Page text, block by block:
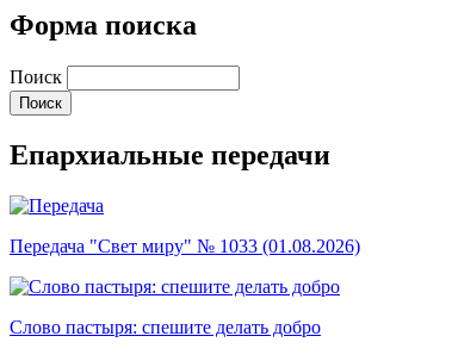
Форма поиска
Поиск
Епархиальные передачи
Передача "Свет миру" № 1033 (01.08.2026)
Слово пастыря: спешите делать добро